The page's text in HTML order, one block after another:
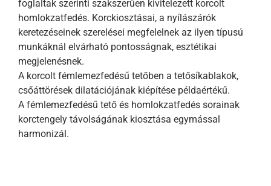
foglaltak szerinti szakszerűen kivitelezett korcolt
homlokzatfedés. Korckiosztásai, a nyílászárók
keretezéseinek szerelései megfelelnek az ilyen típusú
munkáknál elvárható pontosságnak, esztétikai
megjelenésnek.
A korcolt fémlemezfedésű tetőben a tetősíkablakok,
csőáttörések dilatációjának kiépítése példaértékű.
A fémlemezfedésű tető és homlokzatfedés sorainak
korctengely távolságának kiosztása egymással
harmonizál.